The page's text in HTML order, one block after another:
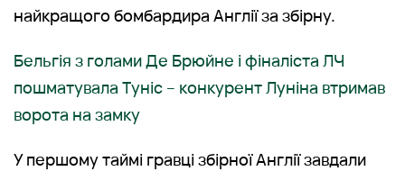
найкращого бомбардира Англії за збірну.
Бельгія з голами Де Брюйне і фіналіста ЛЧ
пошматувала Туніс – конкурент Луніна втримав
ворота на замку
У першому таймі гравці збірної Англії завдали